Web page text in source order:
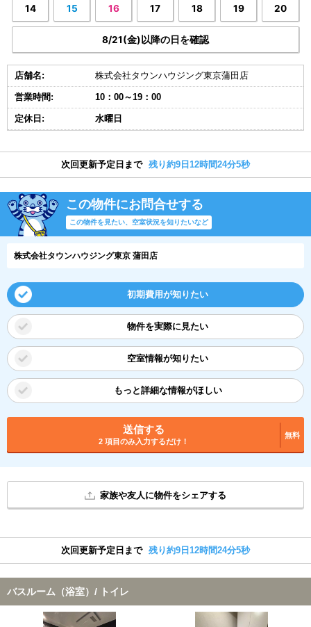
14 15 16 17 18 19 20
8/21(金)以降の日を確認
店舗名: 株式会社タウンハウジング東京蒲田店
営業時間: 10：00～19：00
定休日: 水曜日
次回更新予定日まで 残り約9日12時間24分4秒
この物件にお問合せする
この物件を見たい、空室状況を知りたいなど
株式会社タウンハウジング東京 蒲田店
初期費用が知りたい
物件を実際に見たい
空室情報が知りたい
もっと詳細な情報がほしい
送信する
2 項目のみ入力するだけ！
無料
家族や友人に物件をシェアする
次回更新予定日まで 残り約9日12時間24分4秒
バスルーム（浴室）/ トイレ